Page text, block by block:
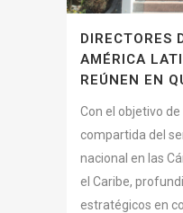
DIRECTORES
AMÉRICA
REÚNEN EN
Con el objetivo
compartida del
nacional en las
el Caribe,
estratégicos en